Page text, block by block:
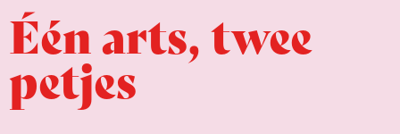
Één arts, twee
petjes